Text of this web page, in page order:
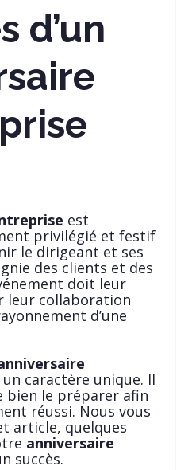
d’un
est
privilégié et festif
le dirigeant et ses
des clients et des
doit leur
leur collaboration
d’une
caractère unique. Il
bien le préparer afin
réussi. Nous vous
article, quelques
anniversaire
succès.